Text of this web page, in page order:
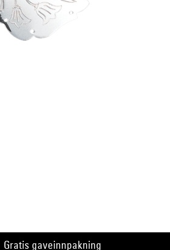
Gratis gaveinnpakning